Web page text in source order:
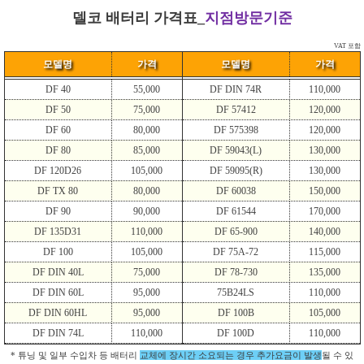
델코 배터리 가격표_ 지점방문기준
VAT 포함
모델명 가격
DF 40
55,000
DF 50
75,000
DF 60
80,000
DF 80
85,000
DF 120D26
105,000
DF TX 80
80,000
DF 90
90,000
DF 135D31
110,000
DF 100
105,000
DF DIN 40L
75,000
DF DIN 60L
95,000
DF DIN 60HL
95,000
DF DIN 74L
110,000
모델명 가격
DF DIN 74R
110,000
DF 57412
120,000
DF 575398
120,000
DF 59043(L)
130,000
DF 59095(R)
130,000
DF 60038
150,000
DF 61544
170,000
DF 65-900
140,000
DF 75A-72
115,000
DF 78-730
135,000
75B24LS
110,000
DF 100B
105,000
DF 100D
110,000
* 튜닝 및 일부 수입차 등 배터리 교체에 장시간 소요되는 경우 추가요금이 발생될 수 있